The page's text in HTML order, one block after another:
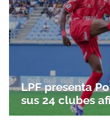
LPF presenta
sus 24 clubes